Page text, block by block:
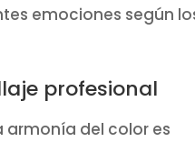
emociones según
profesional
armonía del color es